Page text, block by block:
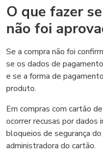
O que fazer
não foi
Se a compra não foi
se os dados de
e se a forma de
produto.
Em compras com cartão
ocorrer recusas por dados
bloqueios de segurança
administradora do cartão.